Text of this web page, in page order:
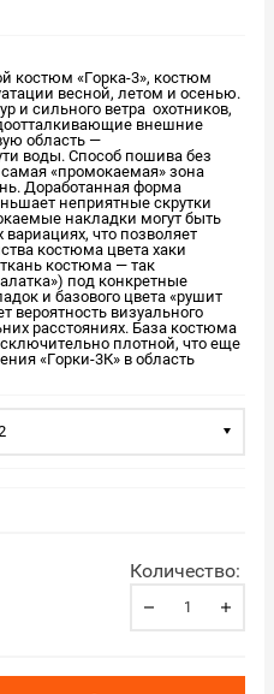
костюм «Горка-3», костюм
весной, летом и осенью.
и сильного ветра охотников,
внешние
область —
воды. Способ пошива без
самая «промокаемая» зона
Доработанная форма
неприятные скрутки
накладки могут быть
что позволяет
костюма цвета хаки
костюма — так
под конкретные
и базового цвета «рушит
вероятность визуального
расстояниях. База костюма
плотной, что еще
«Горки-3К» в область
Количество: